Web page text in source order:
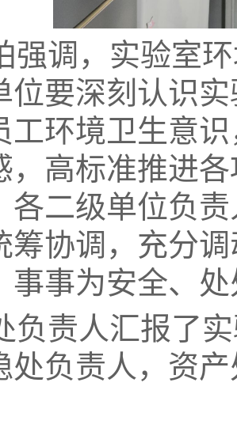
强调 ， 实验室
位要深刻认识
工环境卫生意
，高标准推进
各二级单位负
筹协调，充分
事事为安全、处
负责人汇报了
处负责人，资